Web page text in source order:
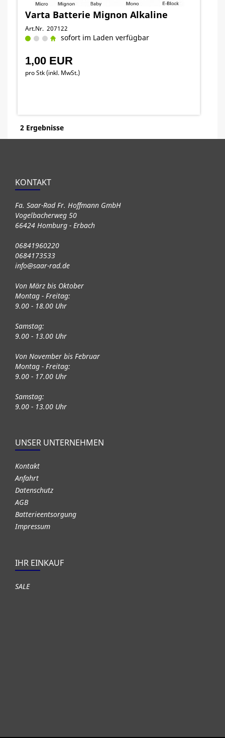
Varta Batterie Mignon Alkaline
Art.Nr. 207122
sofort im Laden verfügbar
1,00 EUR
pro Stk (inkl. MwSt.)
2 Ergebnisse
KONTAKT
Fa. Saar-Rad Fr. Hoffmann GmbH
Vogelbacherweg 50
66424 Homburg - Erbach
06841960220
0684173533
info@saar-rad.de
Von März bis Oktober
Montag - Freitag:
9.00 - 18.00 Uhr
Samstag:
9.00 - 13.00 Uhr
Von November bis Februar
Montag - Freitag:
9.00 - 17.00 Uhr
Samstag:
9.00 - 13.00 Uhr
UNSER UNTERNEHMEN
Kontakt
Anfahrt
Datenschutz
AGB
Batterieentsorgung
Impressum
IHR EINKAUF
SALE